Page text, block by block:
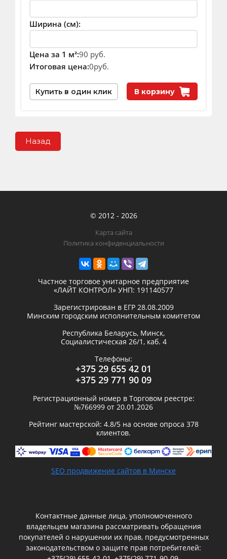
В корзину
Купить в один клик
Ширина (см):
Цена за 1 м²:90 руб.
Итоговая цена:0руб.
Назад
© 2012 - 2026
Карта сайта
Политика конфиденциальности
Частное торговое унитарное предприятие
«ЛАЙТ КОНТРОЛ» УНП: 191140577
Зарегистрирован в ЕГР 28.08.2009
Минским городским исполнительным комитетом
Республика Беларусь, Минск,
Социалистическая 26/1, каб. 4
Телефоны:
+375 29 655 42 01
+375 29 771 90 09
Регистрационный номер в Торговом реестре:
№766999 от 20.01.2026
Рейтинг мастерской: 4.8/5 на основе опроса 378
клиентов.
SEO продвижение сайтов в Минске
Контактные данные лица, уполномоченного
владельцем магазина рассматривать обращения
покупателей о нарушении их прав, предусмотренных
законодательством о защите прав потребителей: